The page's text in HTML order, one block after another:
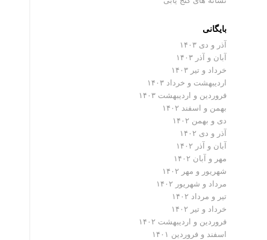
بایگانی
آذر و دی ۱۴۰۳
آبان و آذر ۱۴۰۳
خرداد و تیر ۱۴۰۳
اردیبهشت و خرداد ۱۴۰۳
فروردین و اردیبهشت ۱۴۰۳
بهمن و اسفند ۱۴۰۲
دی و بهمن ۱۴۰۲
آذر و دی ۱۴۰۲
آبان و آذر ۱۴۰۲
مهر و آبان ۱۴۰۲
شهریور و مهر ۱۴۰۲
مرداد و شهریور ۱۴۰۲
تیر و مرداد ۱۴۰۲
خرداد و تیر ۱۴۰۲
فروردین و اردیبهشت ۱۴۰۲
اسفند و فروردین ۱۴۰۱